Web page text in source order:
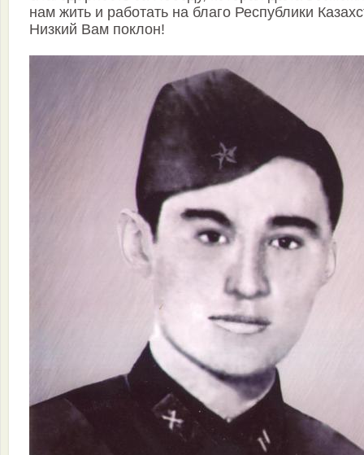
нам жить и работать на благо Республики
Низкий Вам поклон!